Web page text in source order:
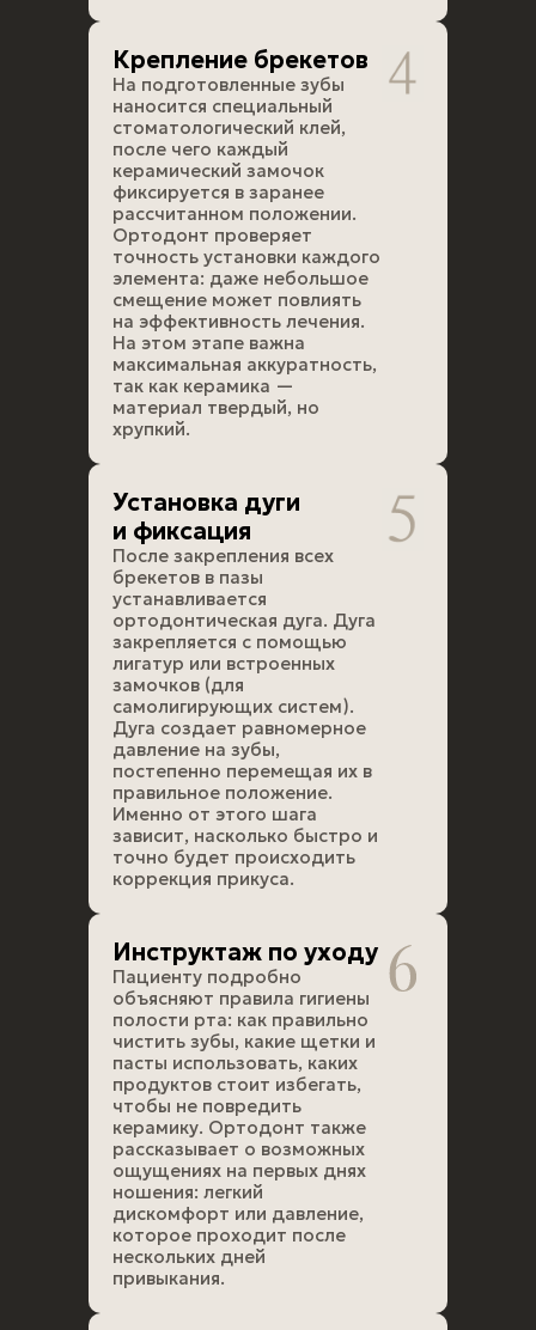
Крепление брекетов
На подготовленные зубы
наносится специальный
стоматологический клей,
после чего каждый
керамический замочок
фиксируется в заранее
рассчитанном положении.
Ортодонт проверяет
точность установки каждого
элемента: даже небольшое
смещение может повлиять
на эффективность лечения.
На этом этапе важна
максимальная аккуратность,
так как керамика —
материал твердый, но
хрупкий.
Установка дуги
и фиксация
После закрепления всех
брекетов в пазы
устанавливается
ортодонтическая дуга. Дуга
закрепляется с помощью
лигатур или встроенных
замочков (для
самолигирующих систем).
Дуга создает равномерное
давление на зубы,
постепенно перемещая их в
правильное положение.
Именно от этого шага
зависит, насколько быстро и
точно будет происходить
коррекция прикуса.
Инструктаж по уходу
Пациенту подробно
объясняют правила гигиены
полости рта: как правильно
чистить зубы, какие щетки и
пасты использовать, каких
продуктов стоит избегать,
чтобы не повредить
керамику. Ортодонт также
рассказывает о возможных
ощущениях на первых днях
ношения: легкий
дискомфорт или давление,
которое проходит после
нескольких дней
привыкания.